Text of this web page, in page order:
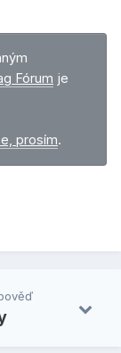
Fórum je
prosím.